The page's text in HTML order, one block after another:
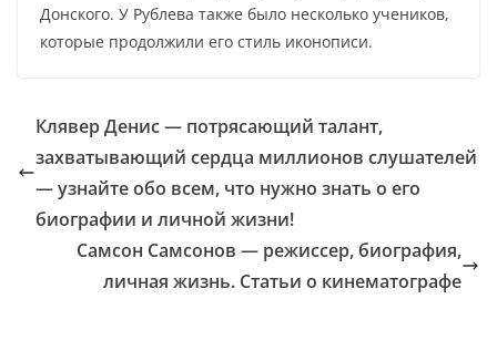
Донского. У Рублева также было несколько учеников,
которые продолжили его стиль иконописи.
Клявер Денис — потрясающий талант,
захватывающий сердца миллионов слушателей
— узнайте обо всем, что нужно знать о его
биографии и личной жизни!
Самсон Самсонов — режиссер, биография,
личная жизнь. Статьи о кинематографе